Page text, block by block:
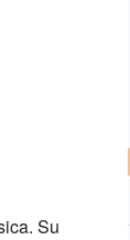
Su